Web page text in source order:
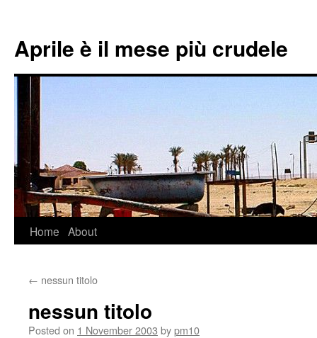
Aprile è il mese più crudele
Skip
content
Home About
← nessun titolo
nessun titolo
Posted on 1 November 2003 bypm10